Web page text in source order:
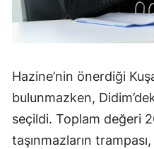
Hazine’nin önerdiği
bulunmazken,
seçildi. Toplam değeri
taşınmazların